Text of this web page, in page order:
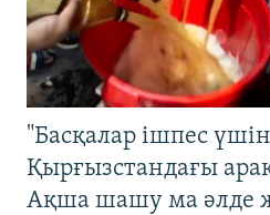
"Басқалар ішпес
Қырғызстандағы
Ақша шашу ма әлде